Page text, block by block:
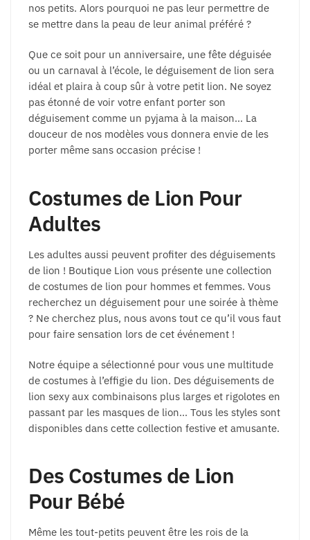
nos petits. Alors pourquoi ne pas leur permettre de
se mettre dans la peau de leur animal préféré ?
Que ce soit pour un anniversaire, une fête déguisée
ou un carnaval à l’école, le déguisement de lion sera
idéal et plaira à coup sûr à votre petit lion. Ne soyez
pas étonné de voir votre enfant porter son
déguisement comme un pyjama à la maison… La
douceur de nos modèles vous donnera envie de les
porter même sans occasion précise !
Costumes de Lion Pour
Adultes
Les adultes aussi peuvent profiter des déguisements
de lion ! Boutique Lion vous présente une collection
de costumes de lion pour hommes et femmes. Vous
recherchez un déguisement pour une soirée à thème
? Ne cherchez plus, nous avons tout ce qu’il vous faut
pour faire sensation lors de cet événement !
Notre équipe a sélectionné pour vous une multitude
de costumes à l’effigie du lion. Des déguisements de
lion sexy aux combinaisons plus larges et rigolotes en
passant par les masques de lion… Tous les styles sont
disponibles dans cette collection festive et amusante.
Des Costumes de Lion
Pour Bébé
Même les tout-petits peuvent être les rois de la